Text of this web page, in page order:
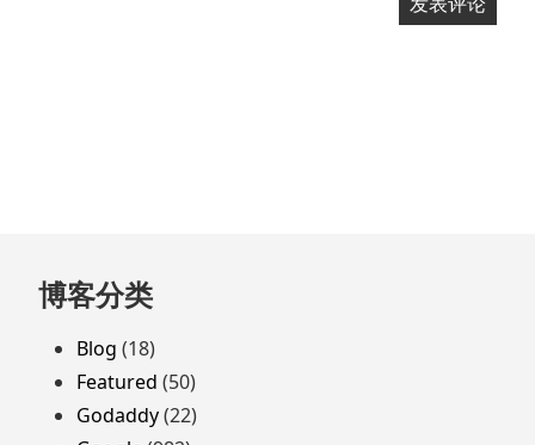
跳
至
页
脚
博客分类
Blog (18)
Featured (50)
Godaddy(22)